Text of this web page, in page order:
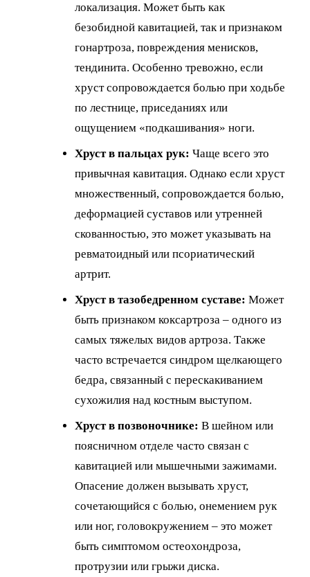
локализация. Может быть как
безобидной кавитацией, так и признаком
гонартроза, повреждения менисков,
тендинита. Особенно тревожно, если
хруст сопровождается болью при ходьбе
по лестнице, приседаниях или
ощущением «подкашивания» ноги.
Хруст в пальцах рук: Чаще всего это
привычная кавитация. Однако если хруст
множественный, сопровождается болью,
деформацией суставов или утренней
скованностью, это может указывать на
ревматоидный или псориатический
артрит.
Хруст в тазобедренном суставе: Может
быть признаком коксартроза – одного из
самых тяжелых видов артроза. Также
часто встречается синдром щелкающего
бедра, связанный с перескакиванием
сухожилия над костным выступом.
Хруст в позвоночнике: В шейном или
поясничном отделе часто связан с
кавитацией или мышечными зажимами.
Опасение должен вызывать хруст,
сочетающийся с болью, онемением рук
или ног, головокружением – это может
быть симптомом остеохондроза,
протрузии или грыжи диска.